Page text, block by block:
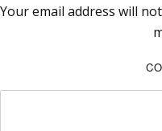
Your email address will